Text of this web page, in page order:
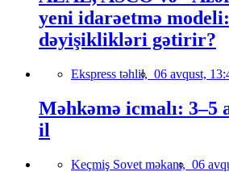
yeni idarəetmə
dəyişiklikləri gətirir?
Ekspress təhlil, 06 avqust,
Məhkəmə icmalı: 3–5
il
Keçmiş Sovet məkanı, 06